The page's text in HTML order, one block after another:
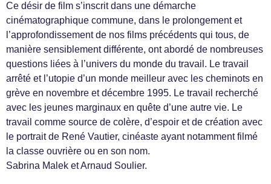
Ce désir de film s’inscrit dans une démarche
cinématographique commune, dans le prolongement et
l’approfondissement de nos films précédents qui tous, de
manière sensiblement différente, ont abordé de nombreuses
questions liées à l’univers du monde du travail. Le travail
arrêté et l’utopie d’un monde meilleur avec les cheminots en
grève en novembre et décembre 1995. Le travail recherché
avec les jeunes marginaux en quête d’une autre vie. Le
travail comme source de colère, d’espoir et de création avec
le portrait de René Vautier, cinéaste ayant notamment filmé
la classe ouvrière ou en son nom.
Sabrina Malek et Arnaud Soulier.